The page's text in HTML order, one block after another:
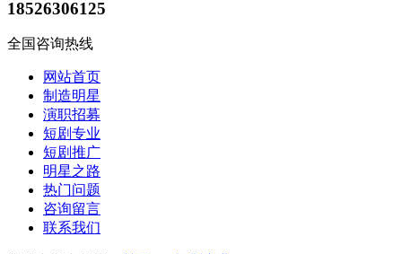
18526306125
全国咨询热线
网站首页
制造明星
演职招募
短剧专业
短剧推广
明星之路
热门问题
咨询留言
联系我们